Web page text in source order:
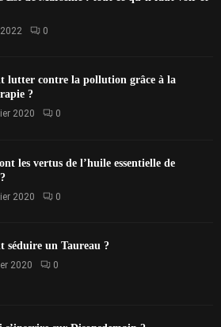
0
lutter contre la pollution grâce à la
?
2020 0
les vertus de l’huile essentielle de
2020 0
séduire un Taureau ?
2020 0